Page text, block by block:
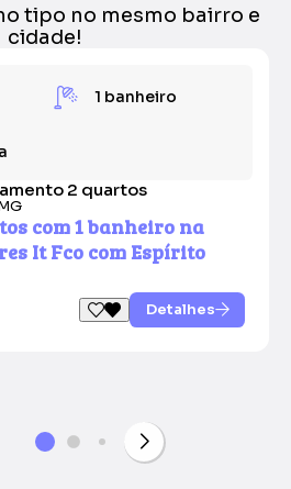
tipo no mesmo bairro e
cidade!
1 banheiro
2 quartos
com 1 banheiro na
It Fco com Espírito
Detalhes